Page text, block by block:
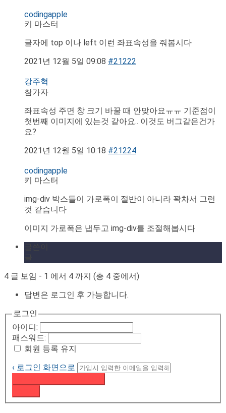
codingapple
키 마스터
글자에 top 이나 left 이런 좌표속성을 줘봅시다
2021년 12월 5일 09:08 #21222
강주혁
참가자
좌표속성 주면 창 크기 바꿀 때 안맞아요ㅠㅠ 기준점이
첫번째 이미지에 있는것 같아요.. 이것도 버그같은건가
요?
2021년 12월 5일 10:18 #21224
codingapple
키 마스터
img-div 박스들이 가로폭이 절반이 아니라 꽉차서 그런
것 같습니다
이미지 가로폭은 냅두고 img-div를 조절해봅시다
4 글 보임 - 1 에서 4 까지 (총 4 중에서)
답변은 로그인 후 가능합니다.
로그인
아이디:
패스워드:
회원 등록 유지
‹ 로그인 화면으로